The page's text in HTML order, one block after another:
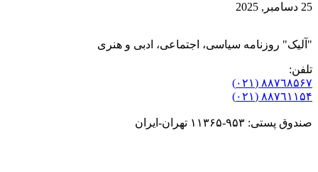
25 دسامبر, 2025
"آلیک" روزنامه سیاسی، اجتماعی، ادبی و هنری
تلفن:
٨۸٧٦٨۵۶۷ (٠٢١)
٨۸٧٦۱۱۵۴ (٠٢١)
صندوق پستی: ۹۵۳-۱۱۳۶۵ تهران-ایران